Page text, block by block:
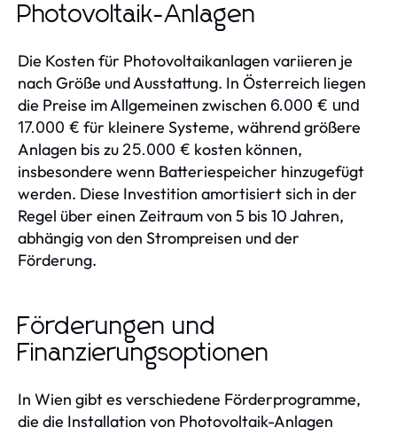
Photovoltaik-Anlagen
Die Kosten für Photovoltaikanlagen variieren je
nach Größe und Ausstattung. In Österreich liegen
die Preise im Allgemeinen zwischen 6.000 € und
17.000 € für kleinere Systeme, während größere
Anlagen bis zu 25.000 € kosten können,
insbesondere wenn Batteriespeicher hinzugefügt
werden. Diese Investition amortisiert sich in der
Regel über einen Zeitraum von 5 bis 10 Jahren,
abhängig von den Strompreisen und der
Förderung.
Förderungen und
Finanzierungsoptionen
In Wien gibt es verschiedene Förderprogramme,
die die Installation von Photovoltaik-Anlagen